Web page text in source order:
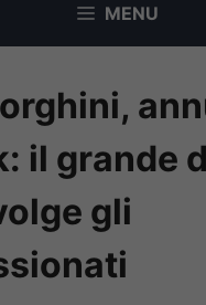
MENU
il grande
gli